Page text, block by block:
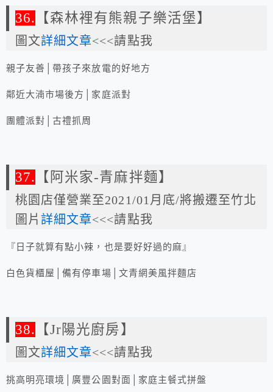
36. 【森林裡有熊親子樂活堡】
圖文詳細文章<<<請點我
親子友善│帶孩子來放電的好地方
鄰近大湳市場後方│家庭派對
團體派對│古禮抓周
37. 【阿米家-青麻拌麵】
桃園店僅營業至2021/01月底/將搬遷至竹北
圖片詳細文章<<<請點我
『日子就算有點小辣，也是要好好過的麻』
白色貨櫃屋│備有停車場│文青網美風拌麵店
38. 【Jr陽光廚房】
圖文詳細文章<<<請點我
挑高明亮環境│廣豐公園對面│家庭主餐式拼盤